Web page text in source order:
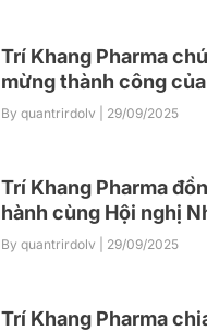
Trí Khang Pharma
mừng thành công
nghị Khoa học thường
By quantrirdolv | 29/09/2025
Trí Khang Pharma
hành cùng Hội nghị
khoa Khu vực Nam
By quantrirdolv | 29/09/2025
Trí Khang Pharma